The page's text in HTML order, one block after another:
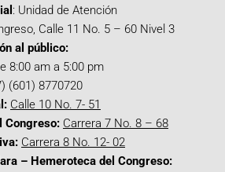
: Unidad de Atención
Calle 11 No. 5 – 60 Nivel 3
al público:
8:00 am a 5:00 pm
(601) 8770720
Calle 10 No. 7- 51
Congreso: Carrera 7 No. 8 – 68
Carrera 8 No. 12- 02
– Hemeroteca del Congreso: